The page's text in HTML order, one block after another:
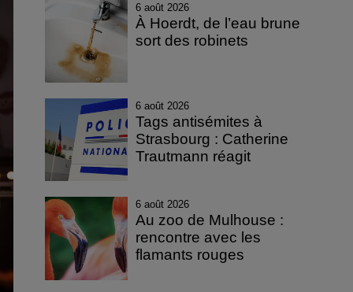
6 août 2026
À Hoerdt, de l’eau brune
sort des robinets
6 août 2026
Tags antisémites à
Strasbourg : Catherine
Trautmann réagit
6 août 2026
Au zoo de Mulhouse :
rencontre avec les
flamants rouges